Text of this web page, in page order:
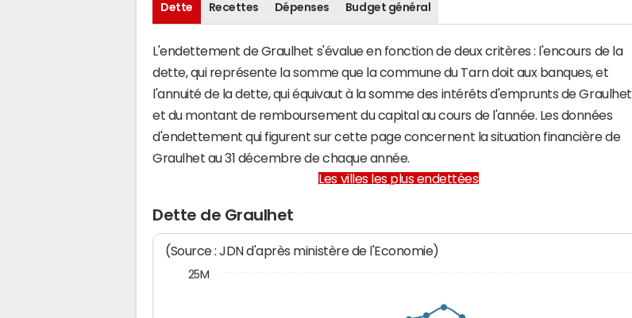
Dette Recettes Dépenses Budget général
L'endettement de Graulhet s'évalue en fonction de deux critères : l'encours de la
dette, qui représente la somme que la commune du Tarn doit aux banques, et
l'annuité de la dette, qui équivaut à la somme des intérêts d'emprunts de Graulhet
et du montant de remboursement du capital au cours de l'année. Les données
d'endettement qui figurent sur cette page concernent la situation financière de
Graulhet au 31 décembre de chaque année.
Les villes les plus endettées
Dette de Graulhet
(Source : JDN d'après ministère de l'Economie)
25M